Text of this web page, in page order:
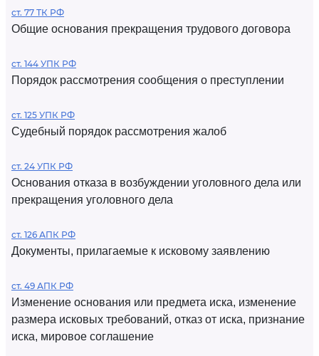
ст. 77 ТК РФ
Общие основания прекращения трудового договора
ст. 144 УПК РФ
Порядок рассмотрения сообщения о преступлении
ст. 125 УПК РФ
Судебный порядок рассмотрения жалоб
ст. 24 УПК РФ
Основания отказа в возбуждении уголовного дела или
прекращения уголовного дела
ст. 126 АПК РФ
Документы, прилагаемые к исковому заявлению
ст. 49 АПК РФ
Изменение основания или предмета иска, изменение
размера исковых требований, отказ от иска, признание
иска, мировое соглашение